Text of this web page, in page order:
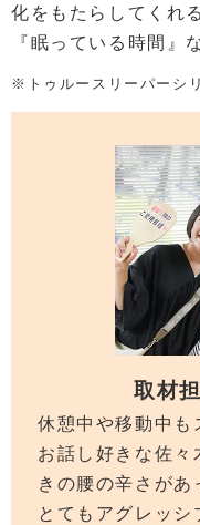
化をもたらしてくれ
『眠っている時間』
※トゥルースリーパーシ
取材
休憩中や移動中も
お話し好きな佐々
きの腰の辛さがあ
とてもアグレッシ